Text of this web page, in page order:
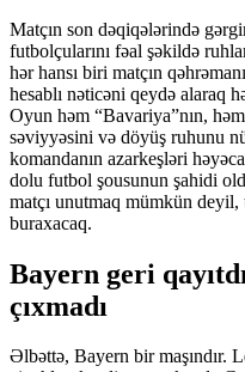
Matçın son dəqiqələrində
futbolçularını fəal şəkildə
hər hansı biri matçın
hesablı nəticəni qeydə alaraq
Oyun həm “Bavariya”nın,
səviyyəsini və döyüş ruhunu
komandanın azarkeşləri
dolu futbol şousunun şahidi
matçı unutmaq mümkün
buraxacaq.
Bayern geri
çıxmadı
Əlbəttə, Bayern bir maşındır.